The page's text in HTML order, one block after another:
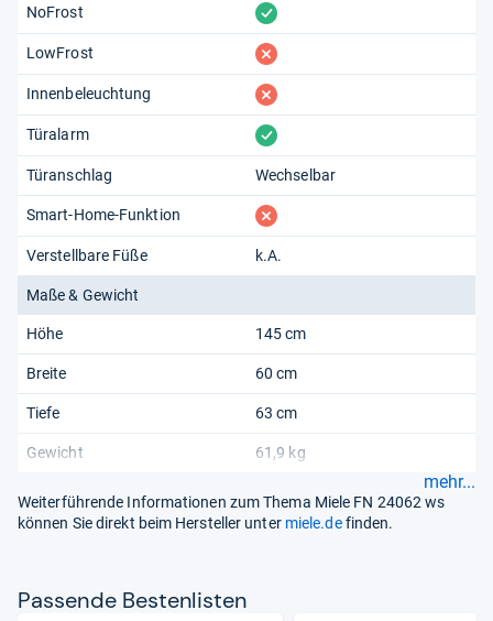
NoFrost vorhanden
LowFrost fehlt
Innenbeleuchtung fehlt
Türalarm vorhanden
Türanschlag Wechselbar
Smart-Home-Funktion fehlt
Verstellbare Füße k.A.
Maße & Gewicht
Höhe 145 cm
Breite 60 cm
Tiefe 63 cm
Gewicht 61,9 kg
mehr...
Weiterführende Informationen zum Thema Miele FN 24062 ws
können Sie direkt beim Hersteller unter miele.definden.
Pas­sende Bes­ten­lis­ten